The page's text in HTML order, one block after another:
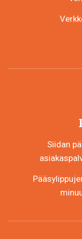
Siidan